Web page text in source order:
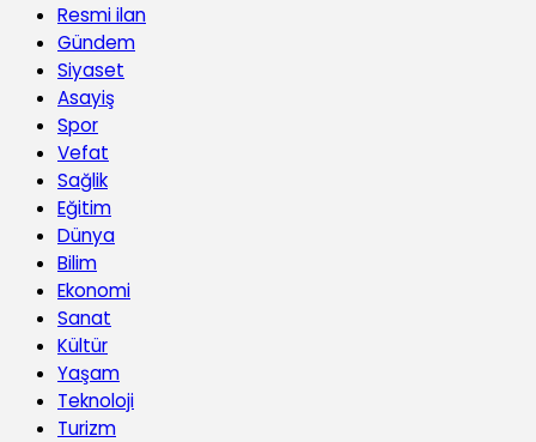
Resmi ilan
Gündem
Siyaset
Asayiş
Spor
Vefat
Sağlik
Eğitim
Dünya
Bilim
Ekonomi
Sanat
Kültür
Yaşam
Teknoloji
Turizm